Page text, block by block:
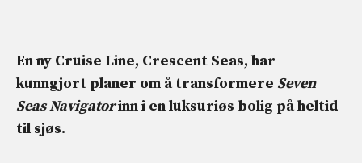
En ny Cruise Line, Crescent Seas, har
kunngjort planer om å transformere Seven
Seas Navigatorinn i en luksuriøs bolig på heltid
til sjøs.